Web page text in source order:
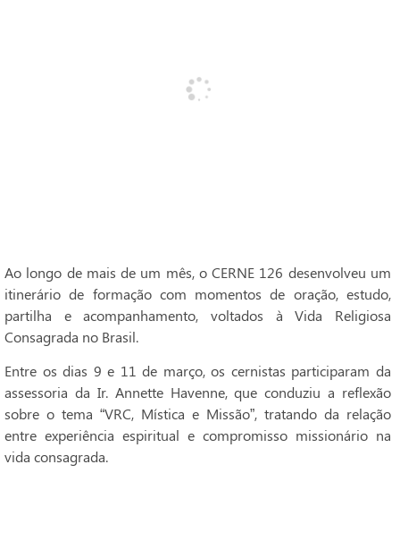
Ao longo de mais de um mês, o CERNE 126 desenvolveu um
itinerário de formação com momentos de oração, estudo,
partilha e acompanhamento, voltados à Vida Religiosa
Consagrada no Brasil.
Entre os dias 9 e 11 de março, os cernistas participaram da
assessoria da Ir. Annette Havenne, que conduziu a reflexão
sobre o tema “VRC, Mística e Missão”, tratando da relação
entre experiência espiritual e compromisso missionário na
vida consagrada.